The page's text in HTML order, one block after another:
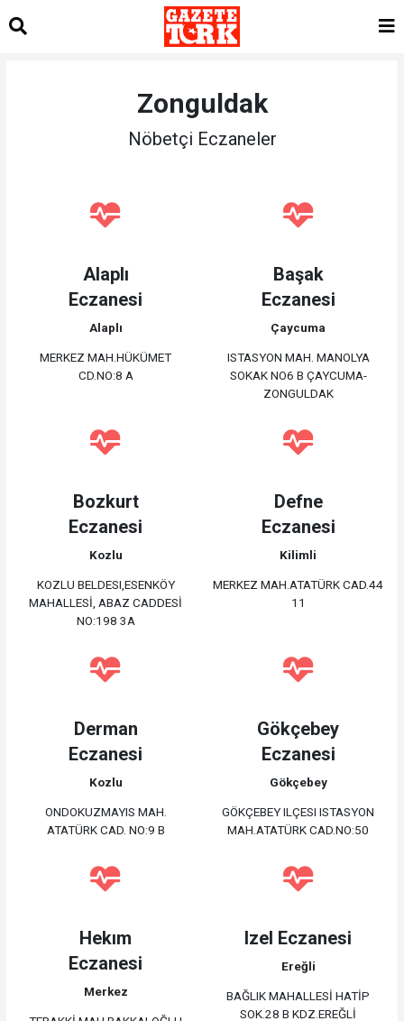
Zonguldak
Nöbetçi Eczaneler
Alaplı
Eczanesi
Alaplı
MERKEZ MAH.HÜKÜMET
CD.NO:8 A
Başak
Eczanesi
Çaycuma
ISTASYON MAH. MANOLYA
SOKAK NO6 B ÇAYCUMA-
ZONGULDAK
Bozkurt
Eczanesi
Kozlu
KOZLU BELDESI,ESENKÖY
MAHALLESİ, ABAZ CADDESİ
NO:198 3A
Defne
Eczanesi
Kilimli
MERKEZ MAH.ATATÜRK CAD.44
11
Derman
Eczanesi
Kozlu
ONDOKUZMAYIS MAH.
ATATÜRK CAD. NO:9 B
Gökçebey
Eczanesi
Gökçebey
GÖKÇEBEY ILÇESI ISTASYON
MAH.ATATÜRK CAD.NO:50
Hekım
Eczanesi
Merkez
Izel Eczanesi
Ereğli
BAĞLIK MAHALLESİ HATİP
SOK.28 B KDZ.EREĞLİ